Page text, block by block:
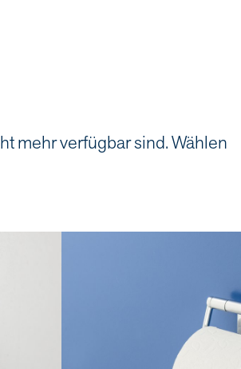
mehr verfügbar sind. Wählen